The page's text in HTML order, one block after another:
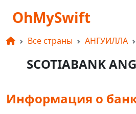
OhMySwift
Все страны АНГУИЛЛА
SCOTIABANK
Информация о